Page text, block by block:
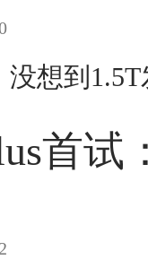
首试